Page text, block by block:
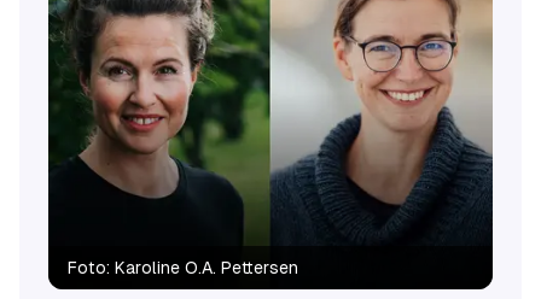
Foto: Karoline O.A. Pettersen